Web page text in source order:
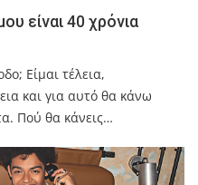
είναι 40 χρόνια
Είμαι τέλεια,
και για αυτό θα κάνω
Πού θα κάνεις…